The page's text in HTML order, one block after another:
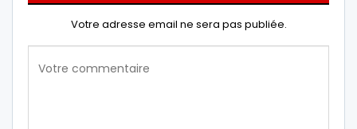
Votre adresse email ne sera pas publiée.